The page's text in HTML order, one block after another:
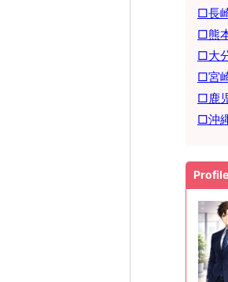
□長
□熊
□大
□宮
□鹿
□沖
Profile